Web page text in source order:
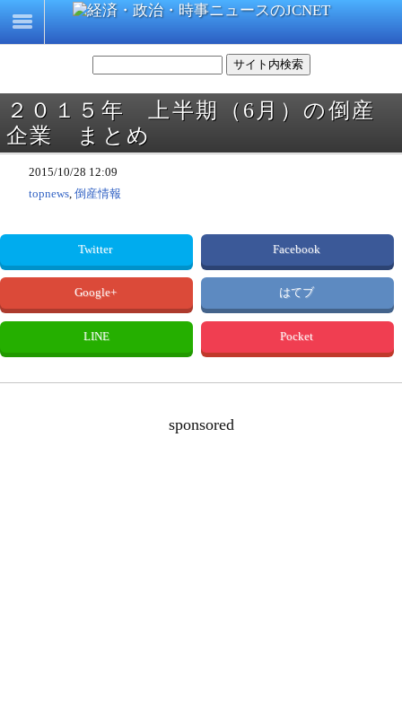
２０１５年 上半期（6月）の倒産
企業 まとめ
2015/10/28 12:09
topnews, 倒産情報
Twitter Facebook
Google+ はてブ
LINE Pocket
sponsored